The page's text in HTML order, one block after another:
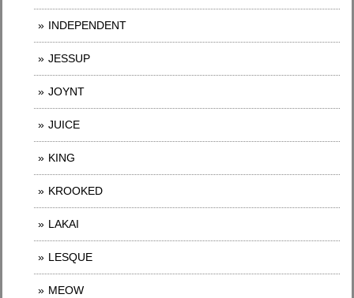
INDEPENDENT
JESSUP
JOYNT
JUICE
KING
KROOKED
LAKAI
LESQUE
MEOW